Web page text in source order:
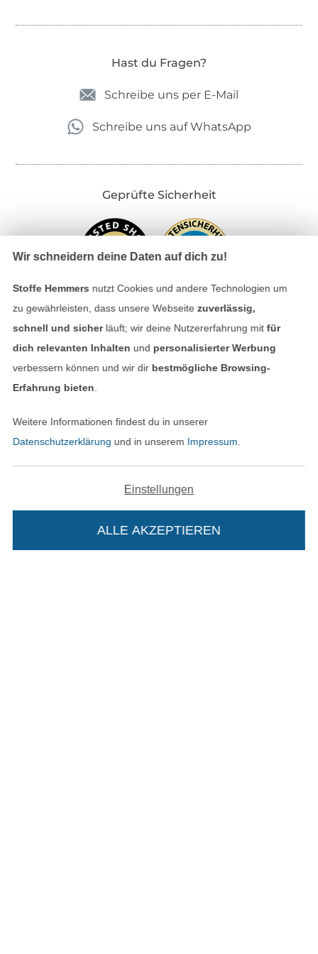
In deinen Warenkorb
Hast du Fragen?
Schreibe uns per E-Mail
Schreibe uns auf WhatsApp
Geprüfte Sicherheit
Bezahlen mit
Wir schneidern deine Daten auf dich zu!
Stoffe Hemmers nutzt Cookies und andere Technologien um
zu gewährleisten, dass unsere Webseite zuverlässig,
schnell und sicherläuft; wir deine Nutzererfahrung mitfür
dich relevanten Inhalten und personalisierter Werbung
verbessern können und wir dir bestmögliche Browsing-
Erfahrung bieten
Weitere Informationen findest du in unserer
Datenschutzerklärung und in unserem Impressum
Einstellungen
ALLE AKZEPTIEREN